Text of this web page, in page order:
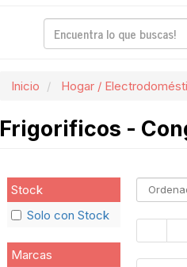
Inicio Hogar /
Frigorificos -
Stock
Solo con Stock
Marcas